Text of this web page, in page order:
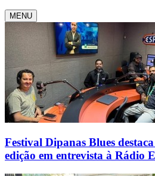
MENU
Festival Dipanas Blues
edição em entrevista à Rádio